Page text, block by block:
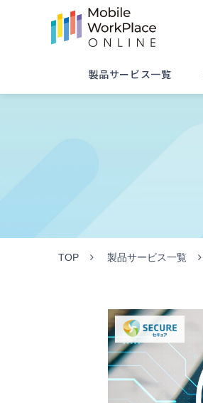
製品サービス一覧
TOP 製品サービス一覧